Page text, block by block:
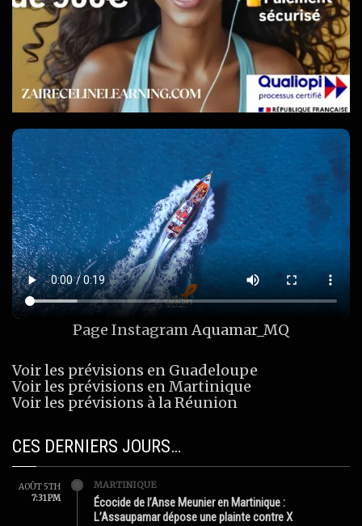
Page InstagramAquamar_MQ
Voir les prévisions en Guadeloupe
Voir les prévisions en Martinique
Voir les prévisions à la Réunion
CES DERNIERS JOURS…
AOÛT 5TH
7:31 PM
MARTINIQUE
Écocide de l’Anse Meunier en Martinique :
L’Assaupamar dépose une plainte contre X